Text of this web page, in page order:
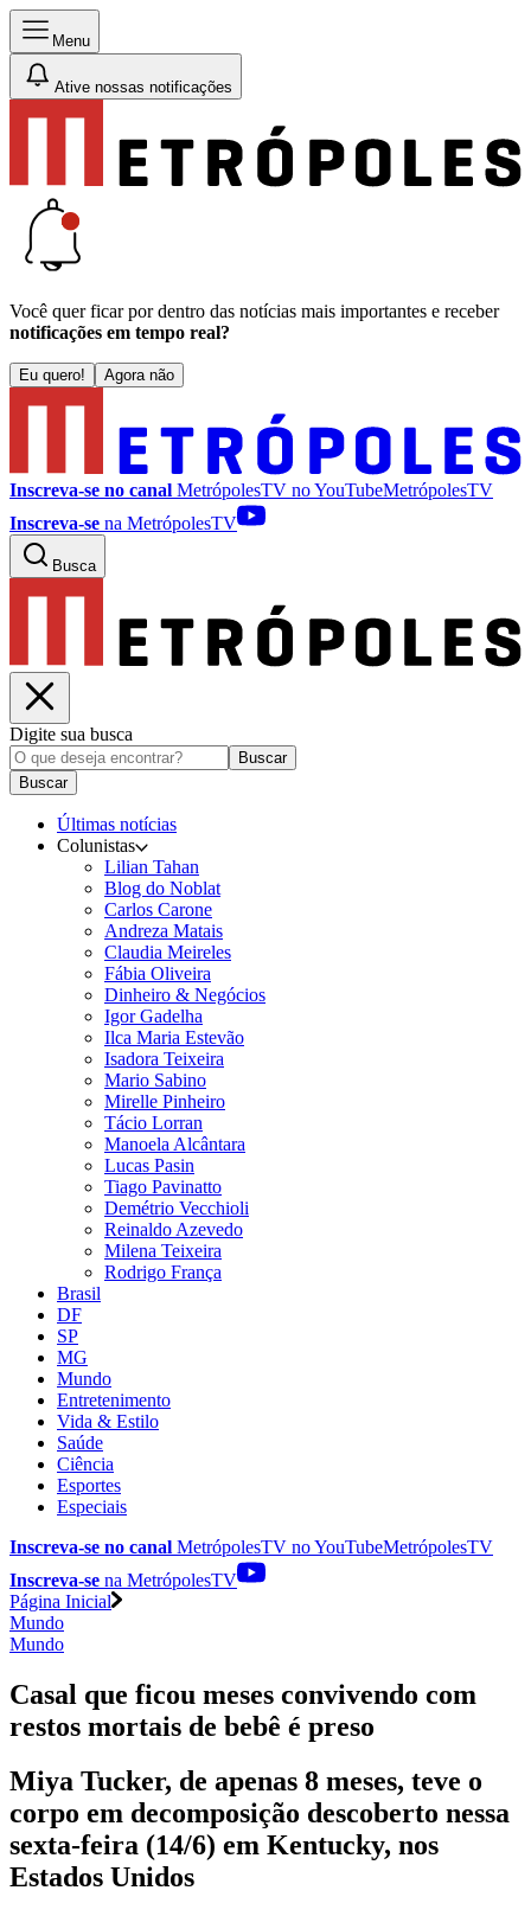
Menu
Ative nossas notificações
Você quer ficar por dentro das notícias mais importantes e receber
notificações em tempo real?
Eu quero! Agora não
Inscreva-se no canal MetrópolesTV noYouTubeMetrópolesTV
Inscreva-se na MetrópolesTV
Busca
Digite sua busca
Buscar
Buscar
Últimas notícias
Colunistas
Lilian Tahan
Blog do Noblat
Carlos Carone
Andreza Matais
Claudia Meireles
Fábia Oliveira
Dinheiro & Negócios
Igor Gadelha
Ilca Maria Estevão
Isadora Teixeira
Mario Sabino
Mirelle Pinheiro
Tácio Lorran
Manoela Alcântara
Lucas Pasin
Tiago Pavinatto
Demétrio Vecchioli
Reinaldo Azevedo
Milena Teixeira
Rodrigo França
Brasil
DF
SP
MG
Mundo
Entretenimento
Vida & Estilo
Saúde
Ciência
Esportes
Especiais
Inscreva-se no canal MetrópolesTV noYouTubeMetrópolesTV
Inscreva-se na MetrópolesTV
Página Inicial
Mundo
Mundo
Casal que ficou meses convivendo com
restos mortais de bebê é preso
Miya Tucker, de apenas 8 meses, teve o
corpo em decomposição descoberto nessa
sexta-feira (14/6) em Kentucky, nos
Estados Unidos